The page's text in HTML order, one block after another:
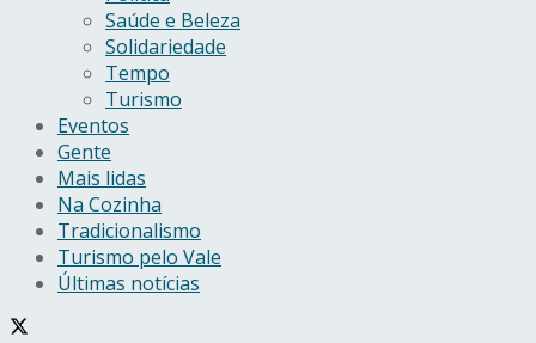
Saúde e Beleza
Solidariedade
Tempo
Turismo
Eventos
Gente
Mais lidas
Na Cozinha
Tradicionalismo
Turismo pelo Vale
Últimas notícias